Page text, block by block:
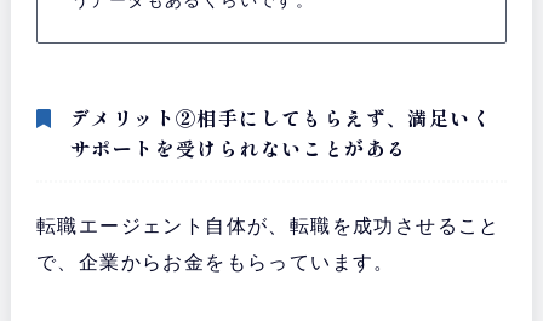
デメリット②相手にしてもらえず、満足いく
サポートを受けられないことがある
転職エージェント自体が、転職を成功させること
で、企業からお金をもらっています。